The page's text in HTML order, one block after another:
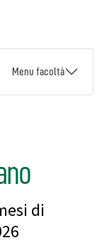
Menu facoltà
di